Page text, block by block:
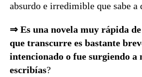
absurdo e irredimible que sabe a
⇒ Es una novela muy rápida
que transcurre es bastante
intencionado o fue surgiendo a
escribías?